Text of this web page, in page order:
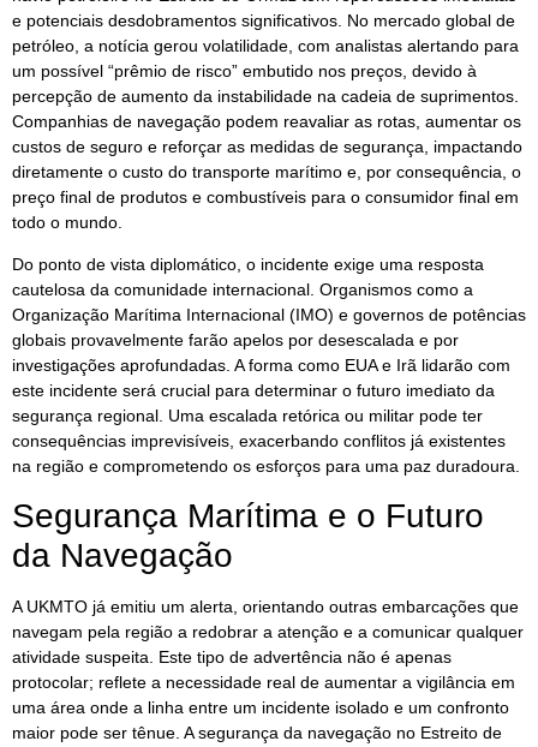
e potenciais desdobramentos significativos. No mercado global de
petróleo, a notícia gerou volatilidade, com analistas alertando para
um possível “prêmio de risco” embutido nos preços, devido à
percepção de aumento da instabilidade na cadeia de suprimentos.
Companhias de navegação podem reavaliar as rotas, aumentar os
custos de seguro e reforçar as medidas de segurança, impactando
diretamente o custo do transporte marítimo e, por consequência, o
preço final de produtos e combustíveis para o consumidor final em
todo o mundo.
Do ponto de vista diplomático, o incidente exige uma resposta
cautelosa da comunidade internacional. Organismos como a
Organização Marítima Internacional (IMO) e governos de potências
globais provavelmente farão apelos por desescalada e por
investigações aprofundadas. A forma como EUA e Irã lidarão com
este incidente será crucial para determinar o futuro imediato da
segurança regional. Uma escalada retórica ou militar pode ter
consequências imprevisíveis, exacerbando conflitos já existentes
na região e comprometendo os esforços para uma paz duradoura.
Segurança Marítima e o Futuro
da Navegação
A UKMTO já emitiu um alerta, orientando outras embarcações que
navegam pela região a redobrar a atenção e a comunicar qualquer
atividade suspeita. Este tipo de advertência não é apenas
protocolar; reflete a necessidade real de aumentar a vigilância em
uma área onde a linha entre um incidente isolado e um confronto
maior pode ser tênue. A segurança da navegação no Estreito de